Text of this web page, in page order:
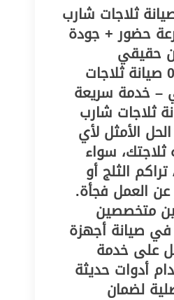
ثلاجات شارب
حضور + جودة
حقيقي
01154008110 صيانة ثلاجات
– خدمة سريعة
ثلاجات شارب
الأمثل لأي
سواء
الثلج أو
العمل فجأة.
متخصصين
صيانة أجهزة
على خدمة
أدوات حديثة
لضمان